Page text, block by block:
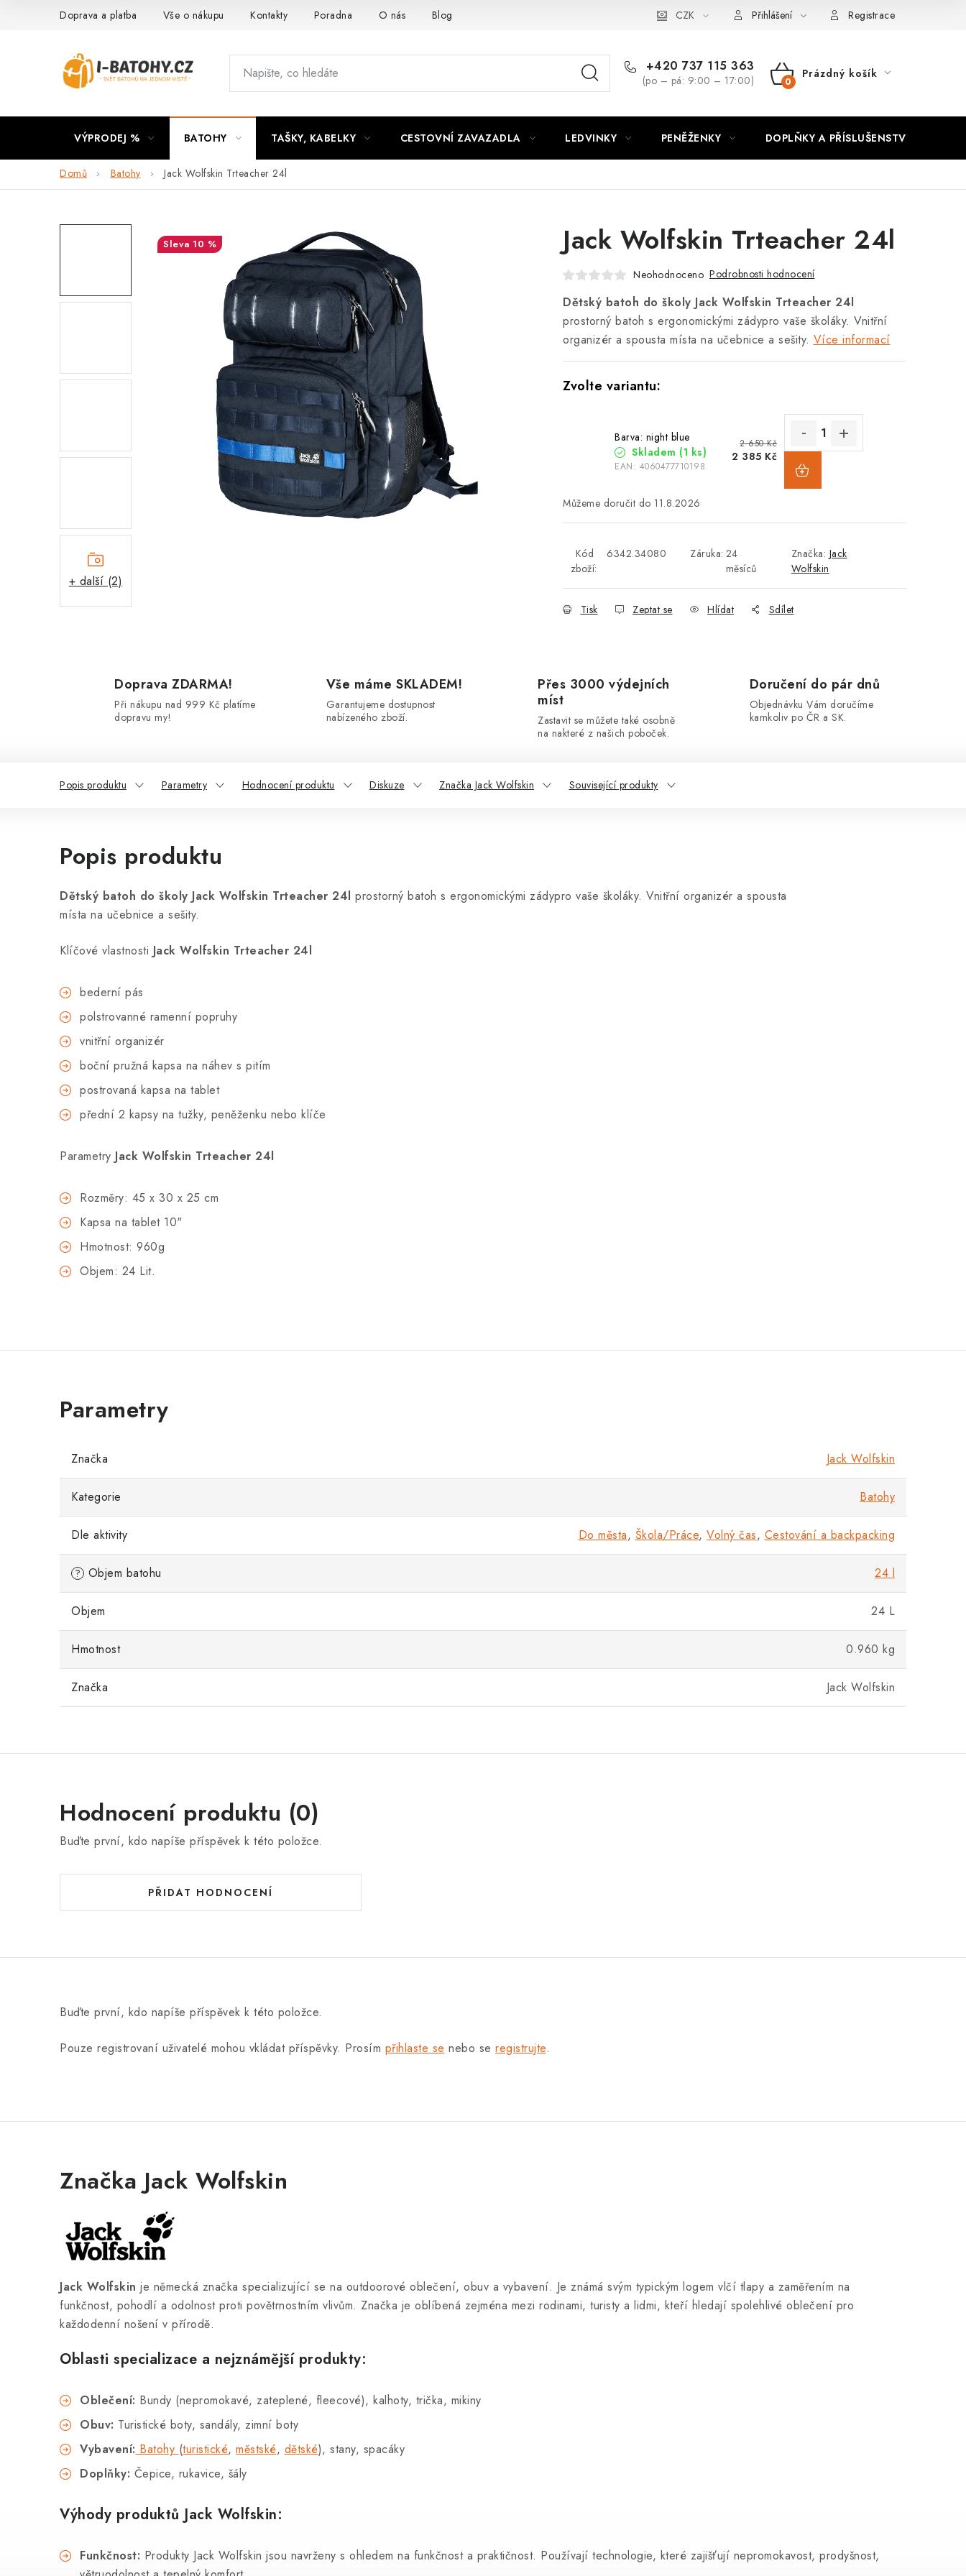
Doprava a platba Vše o nákupu Kontakty Poradna O nás Blog CZK Přihlášení Registrace
+420 737 115 363
(po – pá: 9:00 – 17:00)
NÁKUPNÍ
Prázdný košík
VÝPRODEJ % BATOHY TAŠKY, KABELKY CESTOVNÍ ZAVAZADLA LEDVINKY PENĚŽENKY DOPLŇKY A PŘÍSLUŠENSTVÍ
Domů Batohy Jack Wolfskin Trteacher 24l
+ další (2)
Jack Wolfskin Trteacher 24l
Neohodnoceno Podrobnosti hodnocení
Dětský batoh do školy Jack Wolfskin Trteacher 24l
prostorný batoh s ergonomickými zádypro vaše školáky. Vnitřní
organizér a spousta místa na učebnice a sešity. Více informací
Barva: night blue
Skladem (1 ks)
EAN: 4060477710198
2 650 Kč
2 385 Kč
11.8.2026
Kód
zboží:
6342.34080 Záruka: 24
měsíců
Značka: Jack
Wolfskin
Tisk Zeptat se Hlídat Sdílet
10 %
Doprava ZDARMA!
Při nákupu nad 999 Kč platíme
dopravu my!
Vše máme SKLADEM!
Garantujeme dostupnost
nabízeného zboží.
Přes 3000 výdejních
míst
Zastavit se můžete také osobně
na nakteré z našich poboček.
Doručení do pár dnů
Objednávku Vám doručíme
kamkoliv po ČR a SK.
Popis produktu Parametry Hodnocení produktu Diskuze Značka Jack Wolfskin Související produkty
Popis produktu
Dětský batoh do školy Jack Wolfskin Trteacher 24l prostorný batoh s ergonomickými zádypro vaše školáky. Vnitřní organizér a spousta
místa na učebnice a sešity.
Klíčové vlastnosti Jack Wolfskin Trteacher 24l
bederní pás
polstrovanné ramenní popruhy
vnitřní organizér
boční pružná kapsa na náhev s pitím
postrovaná kapsa na tablet
přední 2 kapsy na tužky, peněženku nebo klíče
Parametry Jack Wolfskin Trteacher 24l
Rozměry: 45 x 30 x 25 cm
Kapsa na tablet 10"
Hmotnost: 960g
Objem: 24 Lit.
Značka Jack Wolfskin
Kategorie Batohy
Dle aktivity Do města, Škola/Práce, Volný čas, Cestování a backpacking
? Objem batohu 24 l
Objem 24 L
Hmotnost 0.960 kg
Značka Jack Wolfskin
Hodnocení produktu (0)
Buďte první, kdo napíše příspěvek k této položce.
PŘIDAT HODNOCENÍ
Buďte první, kdo napíše příspěvek k této položce.
Pouze registrovaní uživatelé mohou vkládat příspěvky. Prosím přihlaste se nebo se registrujte.
Značka Jack Wolfskin
Jack Wolfskin je německá značka specializující se na outdoorové oblečení, obuv a vybavení. Je známá svým typickým logem vlčí tlapy a zaměřením na
funkčnost, pohodlí a odolnost proti povětrnostním vlivům. Značka je oblíbená zejména mezi rodinami, turisty a lidmi, kteří hledají spolehlivé oblečení pro
každodenní nošení v přírodě.
Oblasti specializace a nejznámější produkty:
Oblečení: Bundy (nepromokavé, zateplené, fleecové), kalhoty, trička, mikiny
Obuv: Turistické boty, sandály, zimní boty
Vybavení: Batohy (turistické, městské, dětské), stany, spacáky
Doplňky: Čepice, rukavice, šály
Výhody produktů Jack Wolfskin:
Funkčnost: Produkty Jack Wolfskin jsou navrženy s ohledem na funkčnost a praktičnost. Používají technologie, které zajišťují nepromokavost, prodyšnost,